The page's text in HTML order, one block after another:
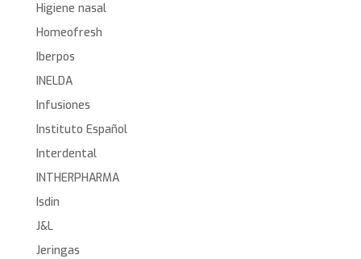
Higiene nasal
Homeofresh
Iberpos
INELDA
Infusiones
Instituto Español
Interdental
INTHERPHARMA
Isdin
J&L
Jeringas